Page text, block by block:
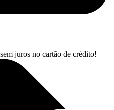
sem juros no cartão de crédito!